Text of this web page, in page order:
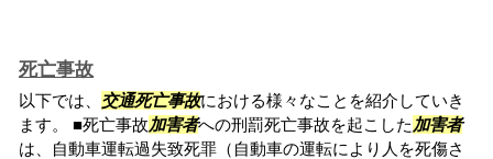
死亡事故
以下では、 交通死亡事故における様々なことを紹介していき
ます。 ■死亡事故加害者への刑罰死亡事故を起こした 加害者
は、自動車運転過失致死罪（自動車の運転により人を死傷さ